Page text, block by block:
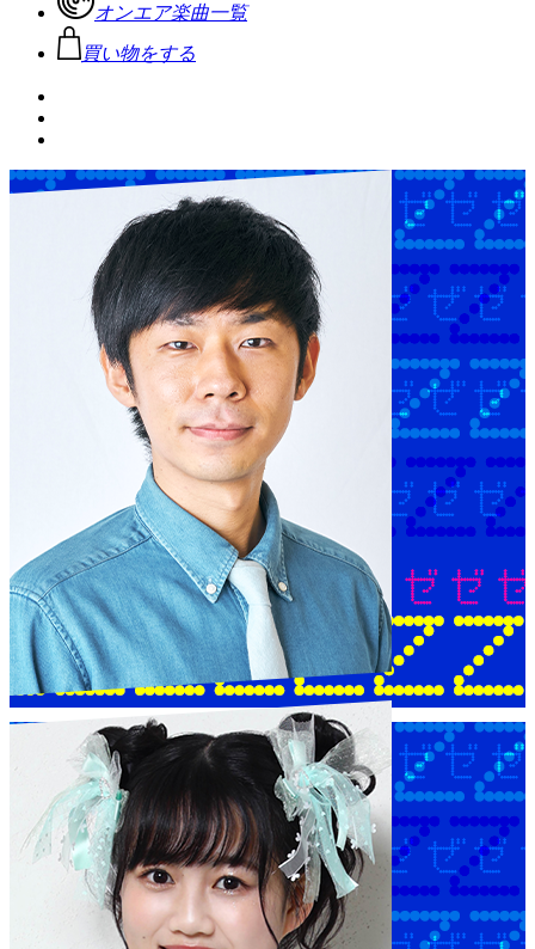
オンエア楽曲一覧
買い物をする